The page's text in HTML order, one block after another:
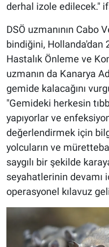
derhal izole edilecek."
DSÖ uzmanının Cabo
bindiğini, Hollanda'dan
Hastalık Önleme ve
uzmanın da Kanarya
gemide kalacağını
"Gemideki herkesin
yapıyorlar ve
değerlendirmek için
yolcuların ve
saygılı bir şekilde
seyahatlerinin devamı
operasyonel kılavuz